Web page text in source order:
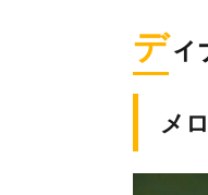
ディ
メ